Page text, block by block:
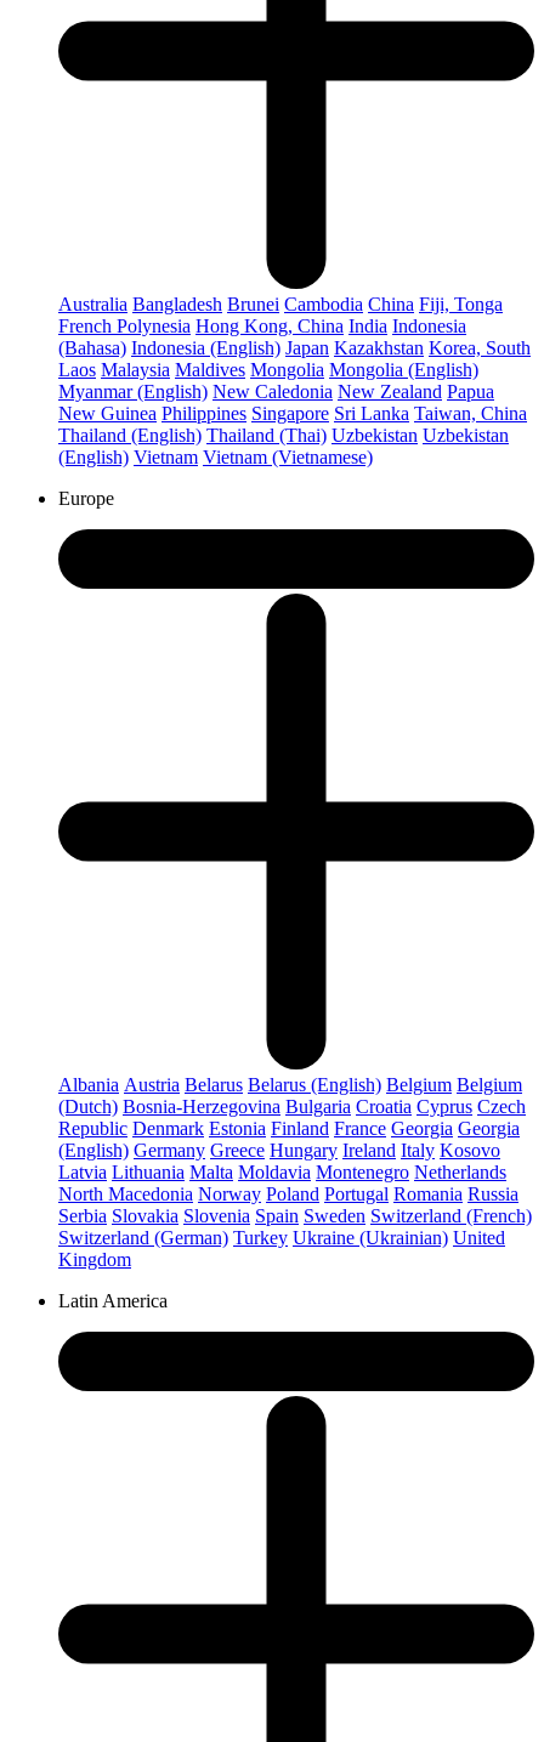
Australia Bangladesh Brunei Cambodia China Fiji, Tonga
French Polynesia Hong Kong, China India Indonesia
(Bahasa) Indonesia (English) Japan Kazakhstan Korea, South
Laos Malaysia Maldives Mongolia Mongolia (English)
Myanmar (English) New Caledonia New Zealand Papua
New Guinea Philippines Singapore Sri Lanka Taiwan, China
Thailand (English) Thailand (Thai) Uzbekistan Uzbekistan
(English) Vietnam Vietnam (Vietnamese)
Europe
Albania Austria Belarus Belarus (English) Belgium Belgium
(Dutch) Bosnia-Herzegovina Bulgaria Croatia Cyprus Czech
Republic Denmark Estonia Finland France Georgia Georgia
(English) Germany Greece Hungary Ireland Italy Kosovo
Latvia Lithuania Malta Moldavia Montenegro Netherlands
North Macedonia Norway Poland Portugal Romania Russia
Serbia Slovakia Slovenia Spain Sweden Switzerland (French)
Switzerland (German) Turkey Ukraine (Ukrainian) United
Kingdom
Latin America